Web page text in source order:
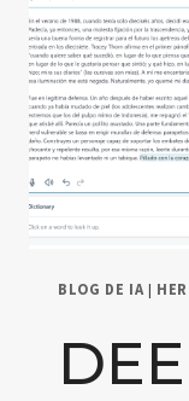
BLOG DE IA |